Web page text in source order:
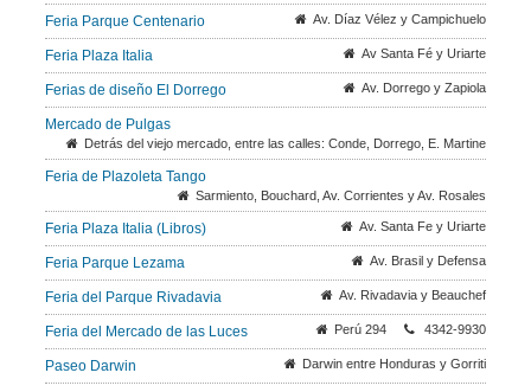
Feria Parque Centenario Av. Díaz Vélez y Campichuelo
Feria Plaza Italia Av Santa Fé y Uriarte
Ferias de diseño El Dorrego Av. Dorrego y Zapiola
Mercado de Pulgas
Detrás del viejo mercado, entre las calles: Conde, Dorrego, E. Martine
Feria de Plazoleta Tango
Sarmiento, Bouchard, Av. Corrientes y Av. Rosales
Feria Plaza Italia (Libros) Av. Santa Fe y Uriarte
Feria Parque Lezama Av. Brasil y Defensa
Feria del Parque Rivadavia Av. Rivadavia y Beauchef
Feria del Mercado de las Luces Perú 294 4342-9930
Paseo Darwin Darwin entre Honduras y Gorriti